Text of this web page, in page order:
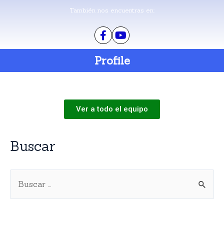
También nos encuentras en:
Profile
Ver a todo el equipo
Buscar